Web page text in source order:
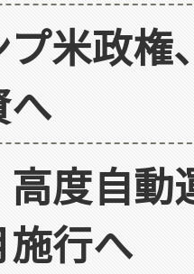
プ米政
へ
高度自
行へ